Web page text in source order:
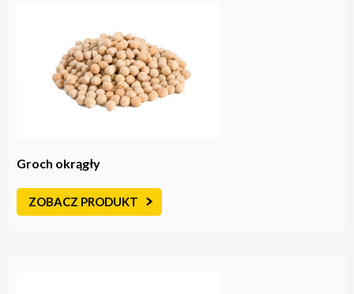
Groch okrągły
ZOBACZ PRODUKT